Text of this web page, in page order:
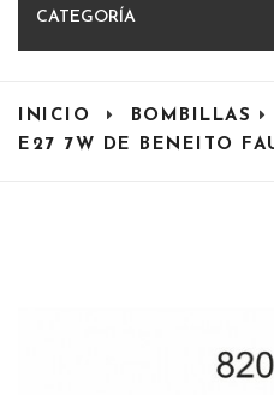
CATEGORÍA
INICIO BOMBILLAS
E27 7W DE BENEITO